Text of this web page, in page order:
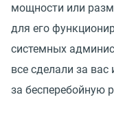
мощности или
для его
системных
все сделали за вас
за бесперебойную